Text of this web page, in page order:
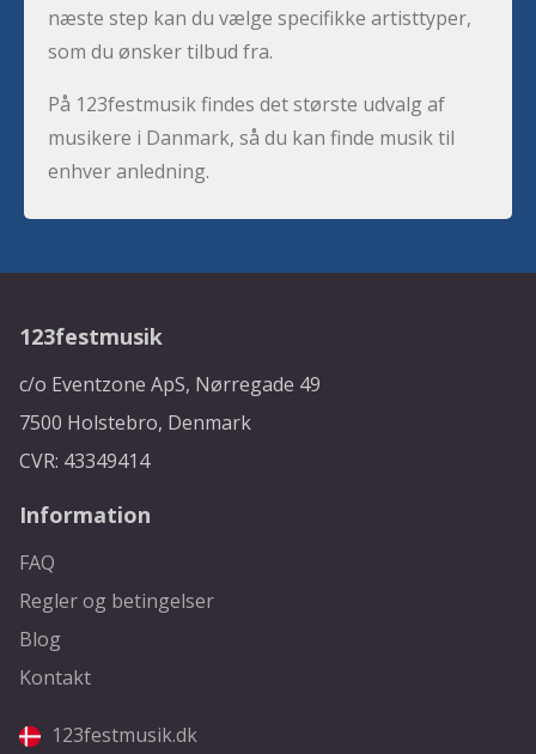
næste step kan du vælge specifikke artisttyper,
som du ønsker tilbud fra.
På 123festmusik findes det største udvalg af
musikere i Danmark, så du kan finde musik til
enhver anledning.
123festmusik
c/o Eventzone ApS, Nørregade 49
7500 Holstebro, Denmark
CVR: 43349414
Information
FAQ
Regler og betingelser
Blog
Kontakt
123festmusik.dk